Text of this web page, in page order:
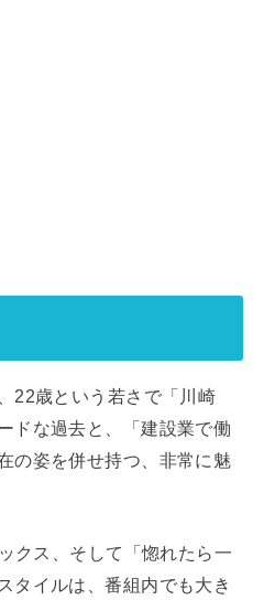
22歳という若さで「川崎
ドな過去と、「建設業で働
の姿を併せ持つ、非常に魅
クス、そして「惚れたら一
タイルは、番組内でも大き